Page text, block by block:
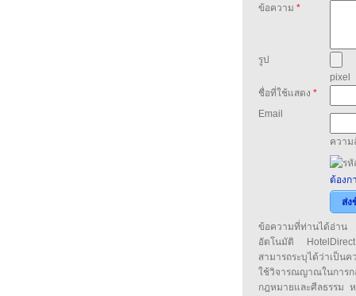
ข้อความ *
รูป
pixel
ชื่อที่ใช้แสดง *
Email
ความ
ต้องก
ส่ง
ข้อความที่ท่านได้อ่าน
อัตโนมัติ
สามารถระบุได้ว่าเป็น
ใช้วิจารณญาณในกา
กฎหมายและศีลธรรม